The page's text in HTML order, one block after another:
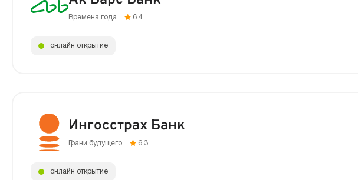
Времена года 6.4
онлайн открытие
Ингосстрах Банк
Грани будущего 6.3
онлайн открытие